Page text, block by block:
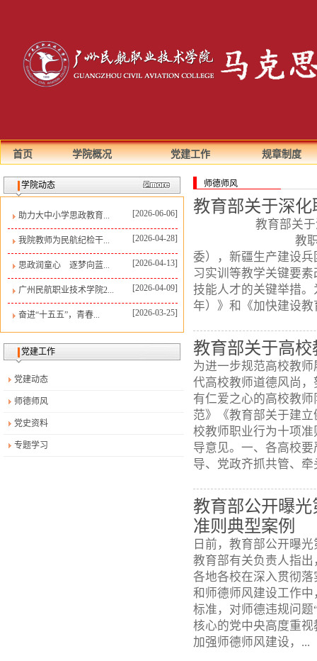
首页 学院概况 党建工作 规章制度
学院动态
助力大中小学思政教育... [2026-06-06]
我院教师为民航纪检干... [2026-04-28]
思政润童心 逐梦向蓝... [2026-04-13]
广州民航职业技术学院2... [2026-04-09]
奋进“十五五”，青春... [2026-03-25]
党建工作
党建动态
师德师风
党史资料
专题学习
师德师风
教育部关于深
教育部关于深
教职成〔2026
委），新疆生产建设
习实训等教学关键要
技能人才的关键举措
年）》和《加快建设
教育部关于高
为进一步规范高校教
代高校教师道德风尚
有仁爱之心的高校教
范》《教育部关于建
校教师职业行为十项
导意见。一、各高校
导、党政齐抓共管、牵
教育部公开曝
准则典型案例
日前，教育部公开曝
教育部有关负责人指
各地各校在深入贯彻
和师德师风建设工作
标准，对师德违规问
核心的党中央高度重
加强师德师风建设，...